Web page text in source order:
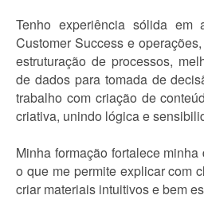
Tenho experiência sólida em
Customer Success e
estruturação de processos,
de dados para tomada de
trabalho com criação de
criativa, unindo lógica e
Minha formação fortalece
o que me permite explicar com
criar materiais intuitivos e bem